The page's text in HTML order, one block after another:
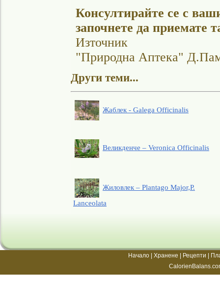
Консултирайте се с
започнете да приемате
Източник
"Природна Аптека"
Други теми...
Жаблек - Galega Officinalis
Великденче – Veronica Officinalis
Жиловлек – Plantago Major,P.
Lanceolata
Начало| Хранене Рецепти